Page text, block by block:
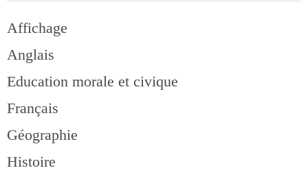
Affichage
Anglais
Education morale et civique
Français
Géographie
Histoire